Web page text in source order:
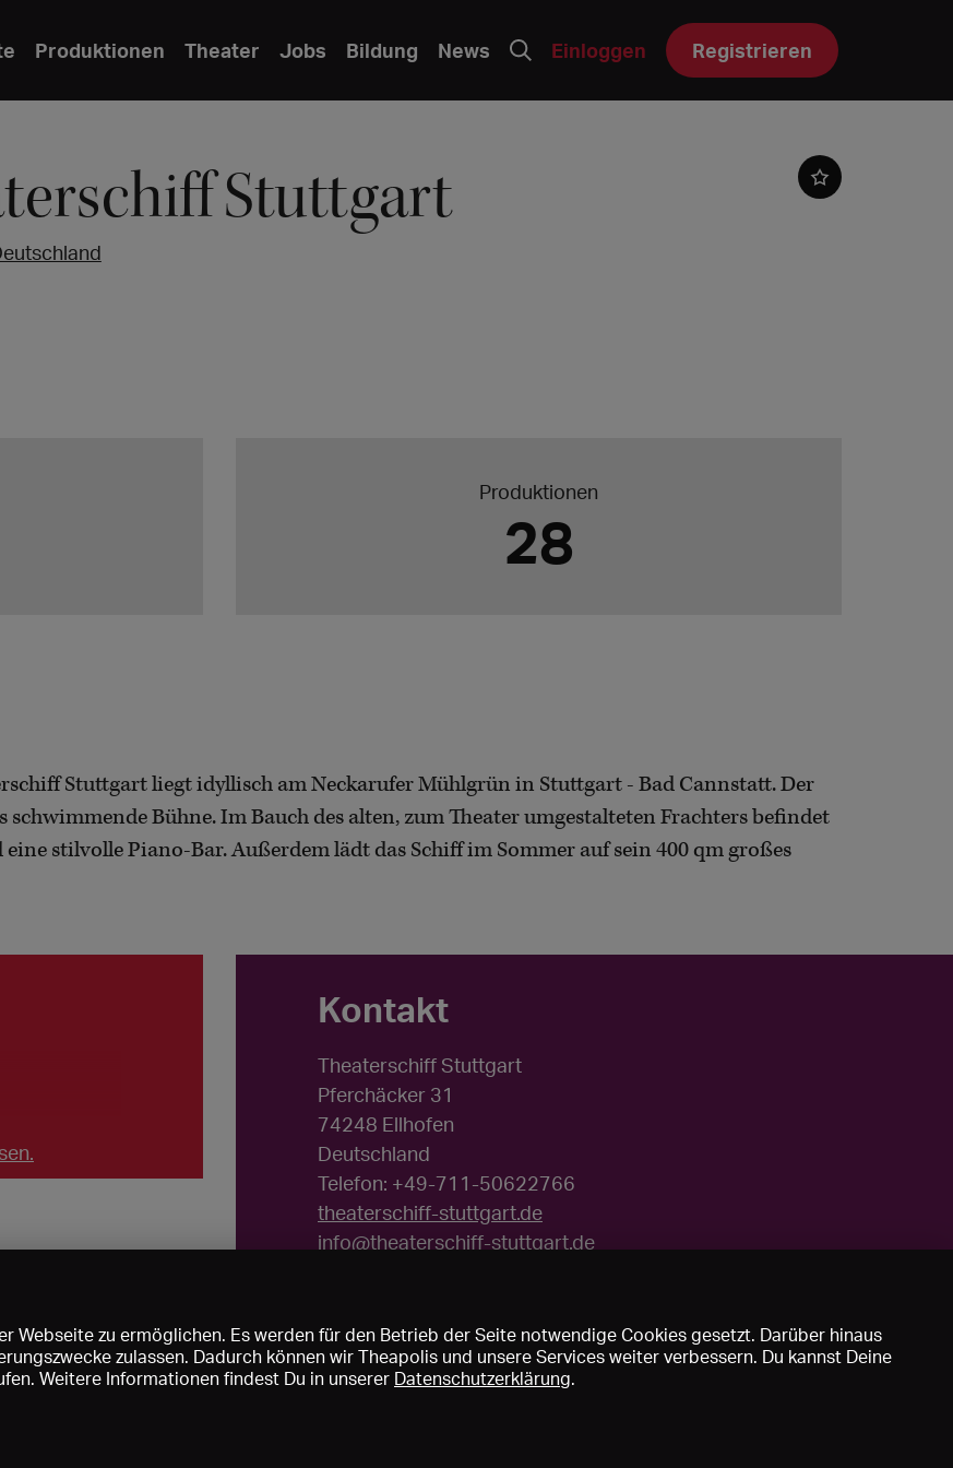
Produktionen Theater Jobs Bildung News Einloggen Registrieren
Stuttgart
Produktionen
28
Stuttgart liegt idyllisch am Neckarufer Mühlgrün in Stuttgart - Bad Cannstatt. Der
Bühne. Im Bauch des alten, zum Theater umgestalteten Frachters befindet
stilvolle Piano-Bar. Außerdem lädt das Schiff im Sommer auf sein 400 qm großes
Kontakt
Theaterschiff Stuttgart
Pferchäcker 31
74248 Ellhofen
Deutschland
Telefon: +49-711-50622766
theaterschiff-stuttgart.de
info@theaterschiff-stuttgart.de
Webseite zu ermöglichen. Es werden für den Betrieb der Seite notwendige Cookies gesetzt. Darüber hinaus
zulassen. Dadurch können wir Theapolis und unsere Services weiter verbessern. Du kannst Deine
Weitere Informationen findest Du in unserer Datenschutzerklärung.